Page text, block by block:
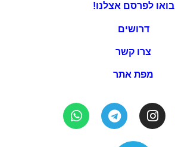
בואו לפרסם אצלנו!
דרושים
צרו קשר
מפת אתר